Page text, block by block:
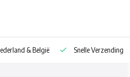
& België Snelle Verzending